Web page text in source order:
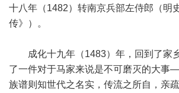
十八年（1482）转南京兵部左侍郎（明
传》）。
成化十九年（1483）年，回到了家
了一件对于马家来说是不可磨灭的大事
族谱则知世代之名实，传流之所自，亲